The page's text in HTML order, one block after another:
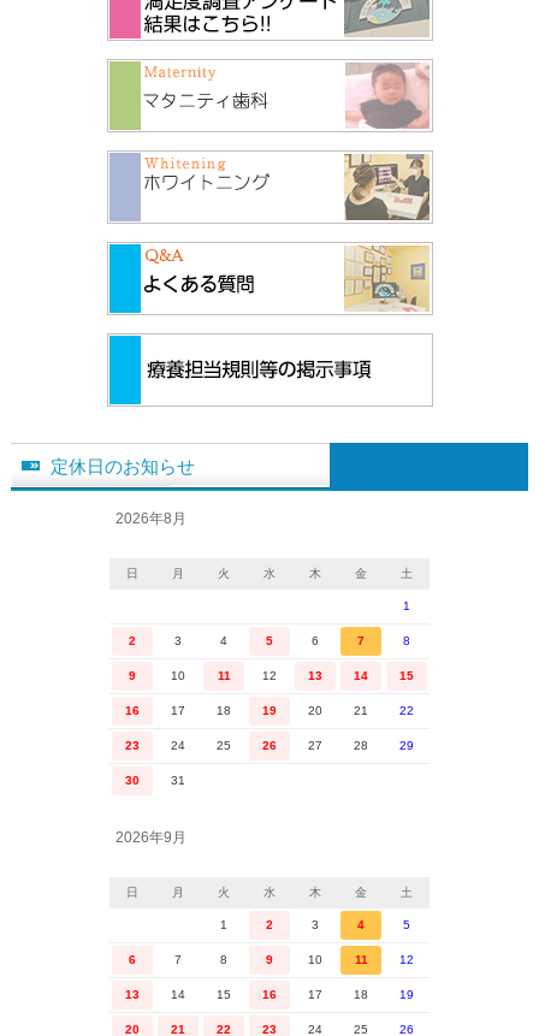
定休日のお知らせ
2026年8月
日 月 火 水 木 金 土
1
2 3 4 5 6 7 8
9 10 11 12 13 14 15
16 17 18 19 20 21 22
23 24 25 26 27 28 29
30 31
2026年9月
日 月 火 水 木 金 土
1 2 3 4 5
6 7 8 9 10 11 12
13 14 15 16 17 18 19
20 21 22 23 24 25 26